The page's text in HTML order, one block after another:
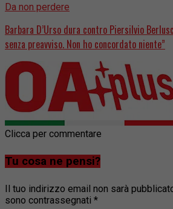
Da non perdere
Barbara D’Urso dura contro Piersilvio
senza preavviso. Non ho concordato niente”
Clicca per commentare
Tu cosa ne pensi?
Il tuo indirizzo email non sarà
sono contrassegnati *